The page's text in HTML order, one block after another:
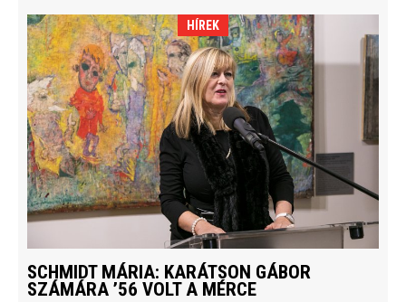
HÍREK
SCHMIDT MÁRIA: KARÁTSON GÁBOR
SZÁMÁRA ’56 VOLT A MÉRCE